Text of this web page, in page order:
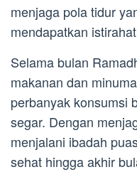
menjaga pola tidur
mendapatkan
Selama bulan
makanan dan
perbanyak konsumsi
segar. Dengan
menjalani ibadah
sehat hingga akhir